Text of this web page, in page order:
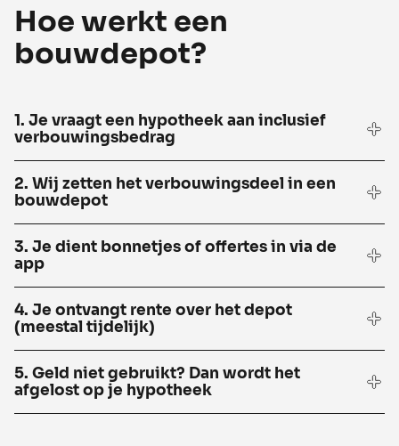
Hoe werkt een
bouwdepot?
1. Je vraagt een hypotheek aan inclusief
verbouwingsbedrag
2. Wij zetten het verbouwingsdeel in een
bouwdepot
3. Je dient bonnetjes of offertes in via de
app
4. Je ontvangt rente over het depot
(meestal tijdelijk)
5. Geld niet gebruikt? Dan wordt het
afgelost op je hypotheek